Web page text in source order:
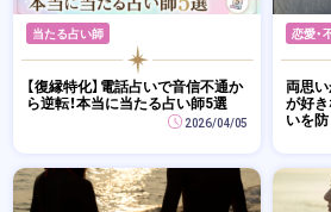
当たる占い師
【復縁特化】電話占いで音信不通か
ら逆転！本当に当たる占い師5選
2026/04/05
恋愛・
両思
が好
いを